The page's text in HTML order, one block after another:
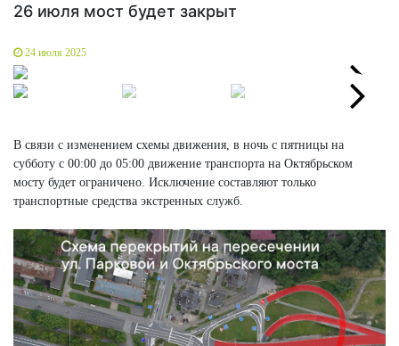
26 июля мост будет закрыт
24 июля 2025
Next
В связи с изменением схемы движения, в ночь с пятницы на
субботу с 00:00 до 05:00 движение транспорта на Октябрьском
мосту будет ограничено. Исключение составляют только
транспортные средства экстренных служб.